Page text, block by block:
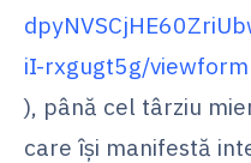
iI-rxgugt5g/viewform
), până cel târziu
care își manifestă